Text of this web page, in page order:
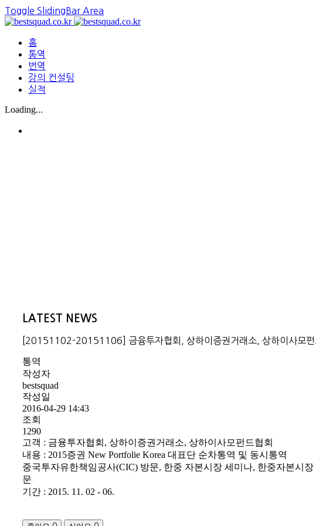
Toggle SlidingBar Area
홈
통역
번역
강의 컨설팅
실적
Loading...
LATEST NEWS
[20151102-20151106] 금융투자협회, 상하이증권거래소, 상하이사모펀
통역
작성자
bestsquad
작성일
2016-04-29 14:43
조회
1290
고객 : 금융투자협회, 상하이증권거래소, 상하이사모펀드협회
내용 : 2015증권 New Portfolie Korea 대표단 순차통역 및 동시통역
중국투자유한책임공사(CIC) 방문, 한중 자본시장 세미나, 한중자본시
문
기간 : 2015. 11. 02 - 06.